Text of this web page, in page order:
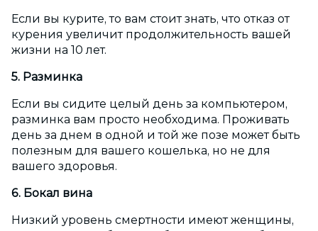
Если вы курите, то вам стоит знать, что отказ от
курения увеличит продолжительность вашей
жизни на 10 лет.
5. Разминка
Если вы сидите целый день за компьютером,
разминка вам просто необходима. Проживать
день за днем в одной и той же позе может быть
полезным для вашего кошелька, но не для
вашего здоровья.
6. Бокал вина
Низкий уровень смертности имеют женщины,